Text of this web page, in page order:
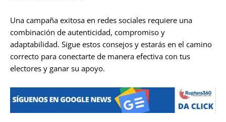
Una campaña exitosa en redes sociales requiere una
combinación de autenticidad, compromiso y
adaptabilidad. Sigue estos consejos y estarás en el camino
correcto para conectarte de manera efectiva con tus
electores y ganar su apoyo.